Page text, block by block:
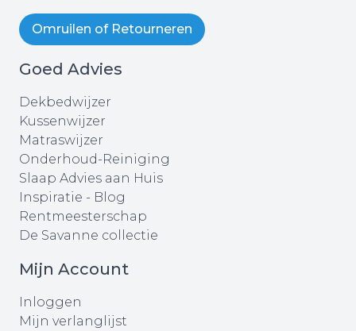
Omruilen of Retourneren
Goed Advies
Dekbedwijzer
Kussenwijzer
Matraswijzer
Onderhoud-Reiniging
Slaap Advies aan Huis
Inspiratie - Blog
Rentmeesterschap
De Savanne collectie
Mijn Account
Inloggen
Mijn verlanglijst